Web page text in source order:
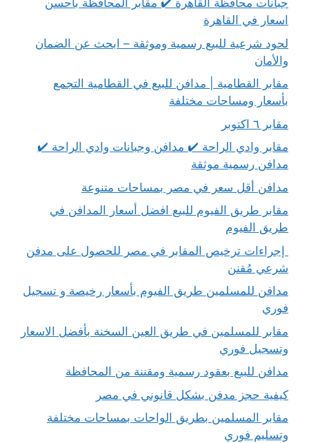
جبانات محافظة القاهرة ✔️ مقابر المحافظة بأحسن
اسعار في القاهرة
لحود شرعية للبيع رسمية وموثقة – ابحث عن الضمان
والأمان
مقابر القطامية | مدافن للبيع في القطامية التجمع
بأسعار ومساحات مختلفة
مقابر ٦ اكتوبر
مقابر وادي الراحة ✔️ مدافن وجبانات وادي الراحة ✔️
مدافن رسمية موثقة
مدافن أقل سعر في مصر بمساحات متنوعة
مقابر طريق الفيوم للبيع افضل أسعار المدافن في
طريق الفيوم
إجراءات ترخيص المقابر في مصر للحصول على مدفن
شرعي مُقنن
مدافن للمسلمين طريق الفيوم بأسعار رخيصة و تسجيل
فوري
مقابر للمسلمين في طريق العين السخنة بأفضل الاسعار
وتسجيل فوري
مدافن للبيع بعقود رسمية ومقننة من المحافظة
كيفية حجز مدفن بشكل قانوني في مصر
مقابر المسلمين بطريق الواحات بمساحات مختلفة
وتسليم فوري